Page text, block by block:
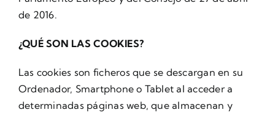
de 2016.
¿QUÉ SON LAS COOKIES?
Las cookies son ficheros que se descargan en su
Ordenador, Smartphone o Tablet al acceder a
determinadas páginas web, que almacenan y